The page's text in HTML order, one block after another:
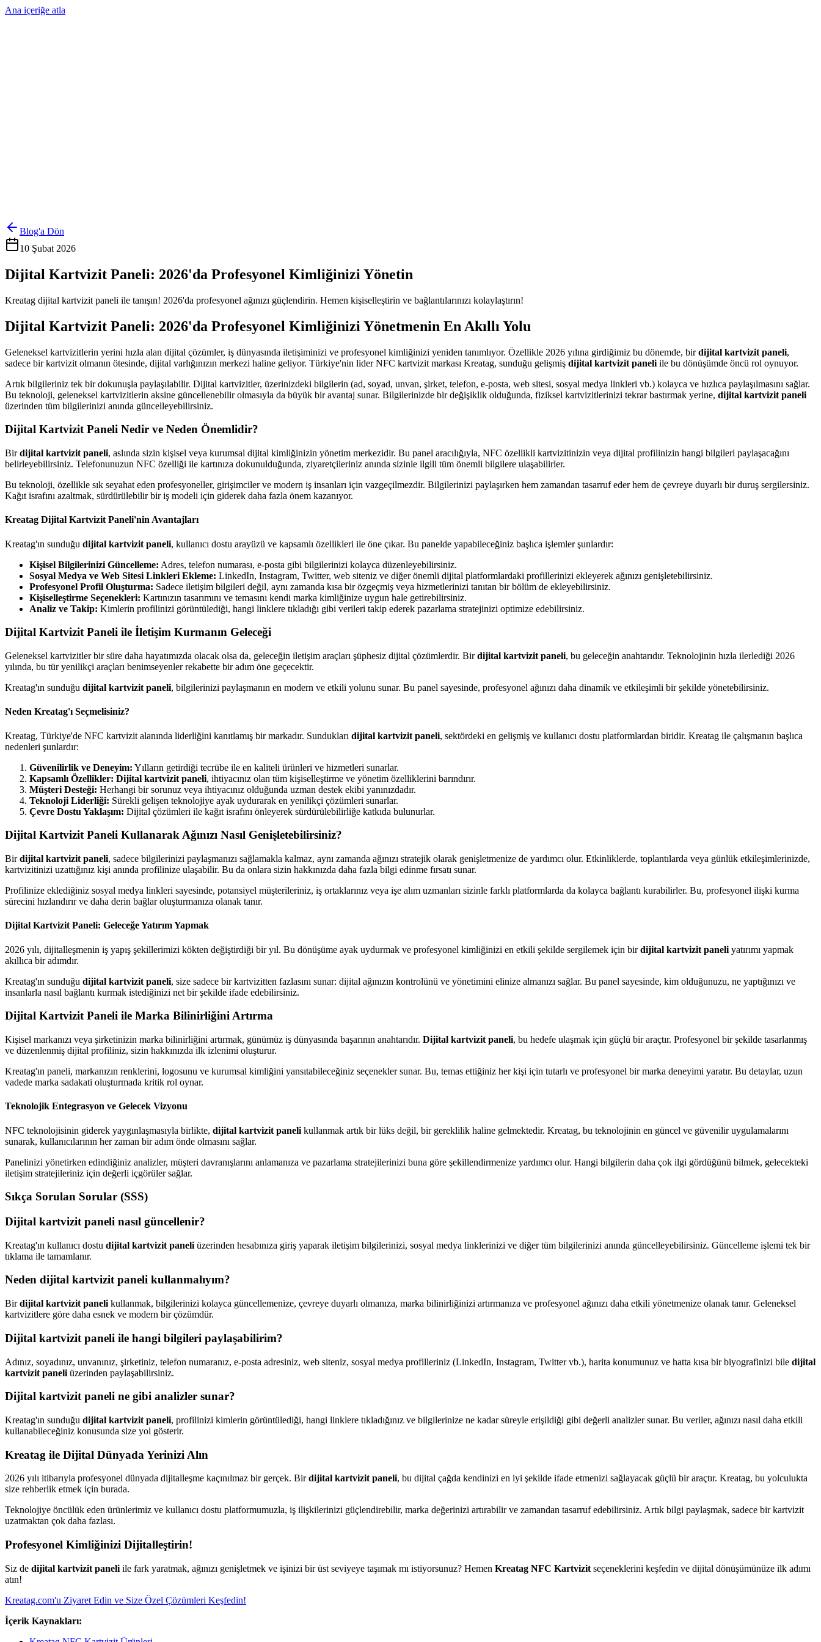
Ana içeriğe atla
Blog'a Dön
10 Şubat 2026
Dijital Kartvizit Paneli: 2026'da Profesyonel Kimliğinizi Yönetin
Kreatag dijital kartvizit paneli ile tanışın! 2026'da profesyonel ağınızı güçlendirin. Hemen kişiselleştirin ve bağlantılarınızı kolaylaştırın!
Dijital Kartvizit Paneli: 2026'da Profesyonel Kimliğinizi Yönetmenin En Akıllı Yolu
Geleneksel kartvizitlerin yerini hızla alan dijital çözümler, iş dünyasında iletişiminizi ve profesyonel kimliğinizi yeniden tanımlıyor. Özellikle 2026 yılına girdiğimiz bu dönemde, birdijital kartvizit paneli,
sadece bir kartvizit olmanın ötesinde, dijital varlığınızın merkezi haline geliyor. Türkiye'nin lider NFC kartvizit markası Kreatag, sunduğu gelişmiş dijital kartvizit paneli ile bu dönüşümde öncü rol oynuyor.
Artık bilgileriniz tek bir dokunuşla paylaşılabilir. Dijital kartvizitler, üzerinizdeki bilgilerin (ad, soyad, unvan, şirket, telefon, e-posta, web sitesi, sosyal medya linkleri vb.) kolayca ve hızlıca paylaşılmasını sağlar.
Bu teknoloji, geleneksel kartvizitlerin aksine güncellenebilir olmasıyla da büyük bir avantaj sunar. Bilgilerinizde bir değişiklik olduğunda, fiziksel kartvizitlerinizi tekrar bastırmak yerine, dijital kartvizit paneli
üzerinden tüm bilgilerinizi anında güncelleyebilirsiniz.
Dijital Kartvizit Paneli Nedir ve Neden Önemlidir?
Birdijital kartvizit paneli, aslında sizin kişisel veya kurumsal dijital kimliğinizin yönetim merkezidir. Bu panel aracılığıyla, NFC özellikli kartvizitinizin veya dijital profilinizin hangi bilgileri paylaşacağını
belirleyebilirsiniz. Telefonunuzun NFC özelliği ile kartınıza dokunulduğunda, ziyaretçileriniz anında sizinle ilgili tüm önemli bilgilere ulaşabilirler.
Bu teknoloji, özellikle sık seyahat eden profesyoneller, girişimciler ve modern iş insanları için vazgeçilmezdir. Bilgilerinizi paylaşırken hem zamandan tasarruf eder hem de çevreye duyarlı bir duruş sergilersiniz.
Kağıt israfını azaltmak, sürdürülebilir bir iş modeli için giderek daha fazla önem kazanıyor.
Kreatag Dijital Kartvizit Paneli'nin Avantajları
Kreatag'ın sunduğu dijital kartvizit paneli, kullanıcı dostu arayüzü ve kapsamlı özellikleri ile öne çıkar. Bu panelde yapabileceğiniz başlıca işlemler şunlardır:
Kişisel Bilgilerinizi Güncelleme: Adres, telefon numarası, e-posta gibi bilgilerinizi kolayca düzenleyebilirsiniz.
Sosyal Medya ve Web Sitesi Linkleri Ekleme: LinkedIn, Instagram, Twitter, web siteniz ve diğer önemli dijital platformlardaki profillerinizi ekleyerek ağınızı genişletebilirsiniz.
Profesyonel Profil Oluşturma: Sadece iletişim bilgileri değil, aynı zamanda kısa bir özgeçmiş veya hizmetlerinizi tanıtan bir bölüm de ekleyebilirsiniz.
Kişiselleştirme Seçenekleri: Kartınızın tasarımını ve temasını kendi marka kimliğinize uygun hale getirebilirsiniz.
Analiz ve Takip: Kimlerin profilinizi görüntülediği, hangi linklere tıkladığı gibi verileri takip ederek pazarlama stratejinizi optimize edebilirsiniz.
Dijital Kartvizit Paneli ile İletişim Kurmanın Geleceği
Geleneksel kartvizitler bir süre daha hayatımızda olacak olsa da, geleceğin iletişim araçları şüphesiz dijital çözümlerdir. Birdijital kartvizit paneli, bu geleceğin anahtarıdır. Teknolojinin hızla ilerlediği 2026
yılında, bu tür yenilikçi araçları benimseyenler rekabette bir adım öne geçecektir.
Kreatag'ın sunduğu dijital kartvizit paneli, bilgilerinizi paylaşmanın en modern ve etkili yolunu sunar. Bu panel sayesinde, profesyonel ağınızı daha dinamik ve etkileşimli bir şekilde yönetebilirsiniz.
Neden Kreatag'ı Seçmelisiniz?
Kreatag, Türkiye'de NFC kartvizit alanında liderliğini kanıtlamış bir markadır. Sundukları dijital kartvizit paneli, sektördeki en gelişmiş ve kullanıcı dostu platformlardan biridir. Kreatag ile çalışmanın başlıca
nedenleri şunlardır:
Güvenilirlik ve Deneyim: Yılların getirdiği tecrübe ile en kaliteli ürünleri ve hizmetleri sunarlar.
Kapsamlı Özellikler: Dijital kartvizit paneli, ihtiyacınız olan tüm kişiselleştirme ve yönetim özelliklerini barındırır.
Müşteri Desteği: Herhangi bir sorunuz veya ihtiyacınız olduğunda uzman destek ekibi yanınızdadır.
Teknoloji Liderliği: Sürekli gelişen teknolojiye ayak uydurarak en yenilikçi çözümleri sunarlar.
Çevre Dostu Yaklaşım: Dijital çözümleri ile kağıt israfını önleyerek sürdürülebilirliğe katkıda bulunurlar.
Dijital Kartvizit Paneli Kullanarak Ağınızı Nasıl Genişletebilirsiniz?
Birdijital kartvizit paneli, sadece bilgilerinizi paylaşmanızı sağlamakla kalmaz, aynı zamanda ağınızı stratejik olarak genişletmenize de yardımcı olur. Etkinliklerde, toplantılarda veya günlük etkileşimlerinizde,
kartvizitinizi uzattığınız kişi anında profilinize ulaşabilir. Bu da onlara sizin hakkınızda daha fazla bilgi edinme fırsatı sunar.
Profilinize eklediğiniz sosyal medya linkleri sayesinde, potansiyel müşterileriniz, iş ortaklarınız veya işe alım uzmanları sizinle farklı platformlarda da kolayca bağlantı kurabilirler. Bu, profesyonel ilişki kurma
sürecini hızlandırır ve daha derin bağlar oluşturmanıza olanak tanır.
Dijital Kartvizit Paneli: Geleceğe Yatırım Yapmak
2026 yılı, dijitalleşmenin iş yapış şekillerimizi kökten değiştirdiği bir yıl. Bu dönüşüme ayak uydurmak ve profesyonel kimliğinizi en etkili şekilde sergilemek için birdijital kartvizit paneli yatırımı yapmak
akıllıca bir adımdır.
Kreatag'ın sunduğu dijital kartvizit paneli, size sadece bir kartvizitten fazlasını sunar: dijital ağınızın kontrolünü ve yönetimini elinize almanızı sağlar. Bu panel sayesinde, kim olduğunuzu, ne yaptığınızı ve
insanlarla nasıl bağlantı kurmak istediğinizi net bir şekilde ifade edebilirsiniz.
Dijital Kartvizit Paneli ile Marka Bilinirliğini Artırma
Kişisel markanızı veya şirketinizin marka bilinirliğini artırmak, günümüz iş dünyasında başarının anahtarıdır. Dijital kartvizit paneli, bu hedefe ulaşmak için güçlü bir araçtır. Profesyonel bir şekilde tasarlanmış
ve düzenlenmiş dijital profiliniz, sizin hakkınızda ilk izlenimi oluşturur.
Kreatag'ın paneli, markanızın renklerini, logosunu ve kurumsal kimliğini yansıtabileceğiniz seçenekler sunar. Bu, temas ettiğiniz her kişi için tutarlı ve profesyonel bir marka deneyimi yaratır. Bu detaylar, uzun
vadede marka sadakati oluşturmada kritik rol oynar.
Teknolojik Entegrasyon ve Gelecek Vizyonu
NFC teknolojisinin giderek yaygınlaşmasıyla birlikte, dijital kartvizit paneli kullanmak artık bir lüks değil, bir gereklilik haline gelmektedir. Kreatag, bu teknolojinin en güncel ve güvenilir uygulamalarını
sunarak, kullanıcılarının her zaman bir adım önde olmasını sağlar.
Panelinizi yönetirken edindiğiniz analizler, müşteri davranışlarını anlamanıza ve pazarlama stratejilerinizi buna göre şekillendirmenize yardımcı olur. Hangi bilgilerin daha çok ilgi gördüğünü bilmek, gelecekteki
iletişim stratejileriniz için değerli içgörüler sağlar.
Sıkça Sorulan Sorular (SSS)
Dijital kartvizit paneli nasıl güncellenir?
Kreatag'ın kullanıcı dostu dijital kartvizit paneli üzerinden hesabınıza giriş yaparak iletişim bilgilerinizi, sosyal medya linklerinizi ve diğer tüm bilgilerinizi anında güncelleyebilirsiniz. Güncelleme işlemi tek bir
tıklama ile tamamlanır.
Neden dijital kartvizit paneli kullanmalıyım?
Birdijital kartvizit paneli kullanmak, bilgilerinizi kolayca güncellemenize, çevreye duyarlı olmanıza, marka bilinirliğinizi artırmanıza ve profesyonel ağınızı daha etkili yönetmenize olanak tanır. Geleneksel
kartvizitlere göre daha esnek ve modern bir çözümdür.
Dijital kartvizit paneli ile hangi bilgileri paylaşabilirim?
Adınız, soyadınız, unvanınız, şirketiniz, telefon numaranız, e-posta adresiniz, web siteniz, sosyal medya profilleriniz (LinkedIn, Instagram, Twitter vb.), harita konumunuz ve hatta kısa bir biyografinizi bile dijital
kartvizit paneli üzerinden paylaşabilirsiniz.
Dijital kartvizit paneli ne gibi analizler sunar?
Kreatag'ın sunduğu dijital kartvizit paneli, profilinizi kimlerin görüntülediği, hangi linklere tıkladığınız ve bilgilerinize ne kadar süreyle erişildiği gibi değerli analizler sunar. Bu veriler, ağınızı nasıl daha etkili
kullanabileceğiniz konusunda size yol gösterir.
Kreatag ile Dijital Dünyada Yerinizi Alın
2026 yılı itibarıyla profesyonel dünyada dijitalleşme kaçınılmaz bir gerçek. Birdijital kartvizit paneli, bu dijital çağda kendinizi en iyi şekilde ifade etmenizi sağlayacak güçlü bir araçtır. Kreatag, bu yolculukta
size rehberlik etmek için burada.
Teknolojiye öncülük eden ürünlerimiz ve kullanıcı dostu platformumuzla, iş ilişkilerinizi güçlendirebilir, marka değerinizi artırabilir ve zamandan tasarruf edebilirsiniz. Artık bilgi paylaşmak, sadece bir kartvizit
uzatmaktan çok daha fazlası.
Profesyonel Kimliğinizi Dijitalleştirin!
Siz de dijital kartvizit paneli ile fark yaratmak, ağınızı genişletmek ve işinizi bir üst seviyeye taşımak mı istiyorsunuz? Hemen Kreatag NFC Kartvizit seçeneklerini keşfedin ve dijital dönüşümünüze ilk adımı
atın!
Kreatag.com'u Ziyaret Edin ve Size Özel Çözümleri Keşfedin!
İçerik Kaynakları: